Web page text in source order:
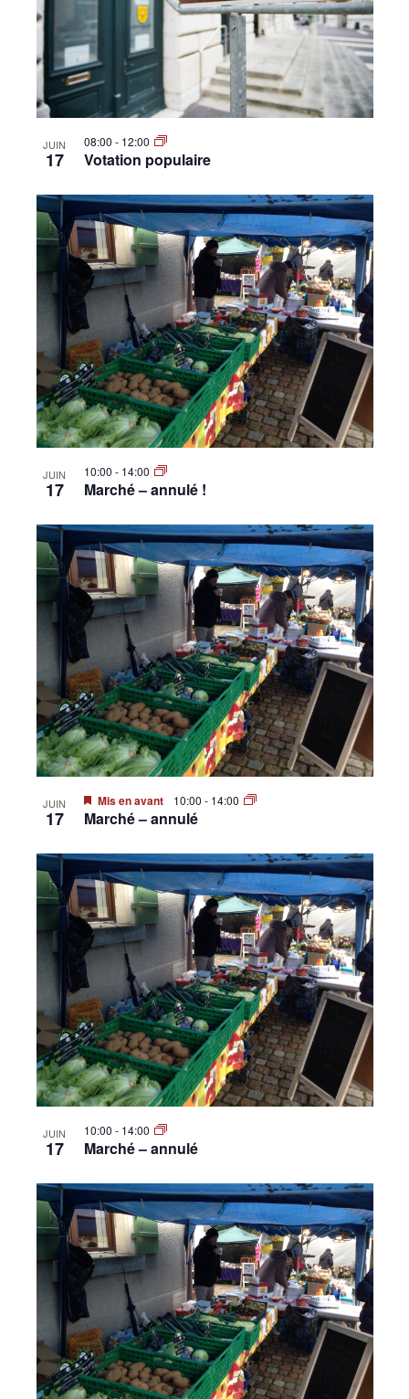
Canton
JUIN
17
08:00 - 12:00
Votation populaire
JUIN
17
10:00 - 14:00
Marché – annulé !
JUIN
17
Mis en avant 10:00 - 14:00
Marché – annulé
JUIN
17
10:00 - 14:00
Marché – annulé